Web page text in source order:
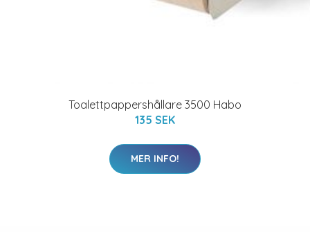
Toalettpappershållare 3500 Habo
135 SEK
MER INFO!